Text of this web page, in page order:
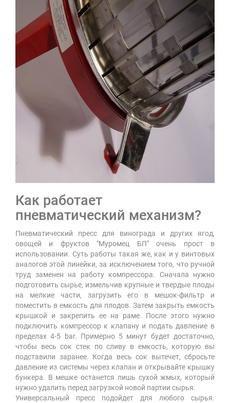
Как работает
пневматический механизм?
Пневматический пресс для винограда и других ягод,
овощей и фруктов "Муромец БП" очень прост в
использовании. Суть работы такая же, как и у винтовых
аналогов этой линейки, за исключением того, что ручной
труд заменен на работу компрессора. Сначала нужно
подготовить сырье, измельчив крупные и твердые плоды
на мелкие части, загрузить его в мешок-фильтр и
поместить в емкость для плодов. Затем закрыть емкость
крышкой и закрепить ее на раме. После этого нужно
подключить компрессор к клапану и подать давление в
пределах 4-5 bar. Примерно 5 минут будет достаточно,
чтобы весь сок стек по сливу в емкость, которую вы
подставили заранее. Когда весь сок вытечет, сбросьте
давление из системы через клапан и открывайте крышку
бункера. В мешке останется лишь сухой жмых, который
нужно удалить перед загрузкой новой партии сырья.
Универсальный пресс подойдет для любого сырья.